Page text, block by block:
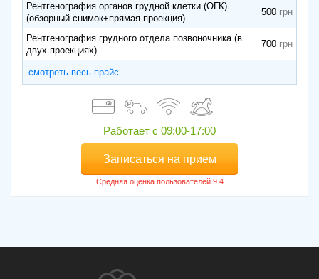
Рентгенография органов грудной клетки (ОГК)
(обзорный снимок+прямая проекция)
500
Рентгенография грудного отдела позвоночника (в
двух проекциях)
700
смотреть весь прайс
Работает с 09:00-17:00
Записаться на прием